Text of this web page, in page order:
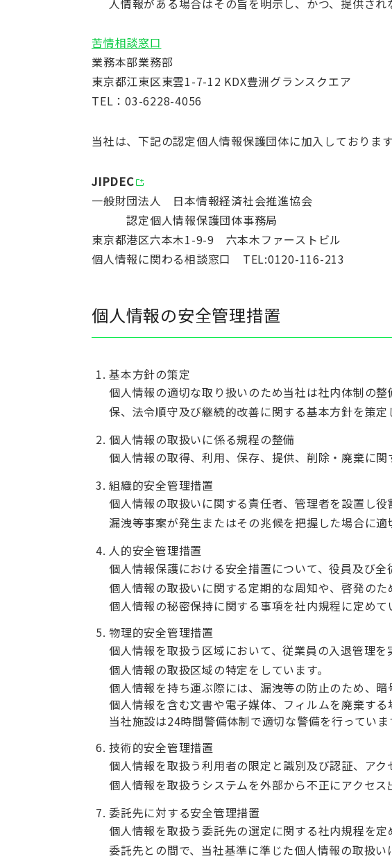
人情報がある場合はその旨を明示し、かつ、提供さ
苦情相談窓口
業務本部業務部
東京都江東区東雲1-7-12 KDX豊洲グランスクエア
TEL：03-6228-4056
当社は、下記の認定個人情報保護団体に加入しております
JIPDEC
一般財団法人 日本情報経済社会推進協会
認定個人情報保護団体事務局
東京都港区六本木1-9-9 六本木ファーストビル
個人情報に関わる相談窓口 TEL:0120-116-213
個人情報の安全管理措置
基本方針の策定
個人情報の適切な取り扱いのため当社は社内体制の
保、法令順守及び継続的改善に関する基本方針を策定
個人情報の取扱いに係る規程の整備
個人情報の取得、利用、保存、提供、削除・廃棄に
組織的安全管理措置
個人情報の取扱いに関する責任者、管理者を設置し役
漏洩等事案が発生またはその兆候を把握した場合に適
人的安全管理措置
個人情報保護における安全措置について、役員及び全
個人情報の取扱いに関する定期的な周知や、啓発のた
個人情報の秘密保持に関する事項を社内規程に定めて
物理的安全管理措置
個人情報を取扱う区域において、従業員の入退管理を
個人情報の取扱区域の特定をしています。
個人情報を持ち運ぶ際には、漏洩等の防止のため、暗
個人情報を含む文書や電子媒体、フィルムを廃棄する
当社施設は24時間警備体制で適切な警備を行っていま
技術的安全管理措置
個人情報を取扱う利用者の限定と識別及び認証、アク
個人情報を取扱うシステムを外部から不正にア
委託先に対する安全管理措置
個人情報を取扱う委託先の選定に関する社内規程を定
委託先との間で、当社基準に準じた個人情報の取扱い